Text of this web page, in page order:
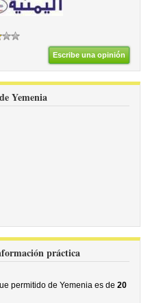
Escribe una opinión
Yemenia
práctica
permitido de Yemenia es de20